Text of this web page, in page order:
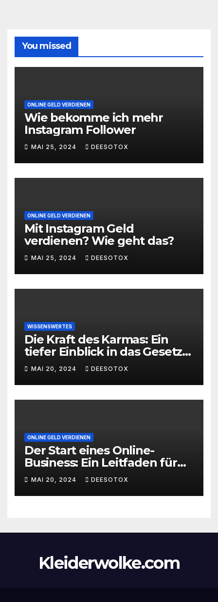
You missed
ONLINE GELD VERDIENEN
Wie bekomme ich mehr
Instagram Follower
MAI 25, 2024 DEESOTOX
ONLINE GELD VERDIENEN
Mit Instagram Geld
verdienen? Wie geht das?
MAI 25, 2024 DEESOTOX
WISSENSWERTES
Die Kraft des Karmas: Ein
tiefer Einblick in das Gesetz
von Ursache und Wirkung
MAI 20, 2024 DEESOTOX
ONLINE GELD VERDIENEN
Der Start eines Online-
Business: Ein Leitfaden für
den erfolgreichen Einstieg
MAI 20, 2024 DEESOTOX
Kleiderwolke.com